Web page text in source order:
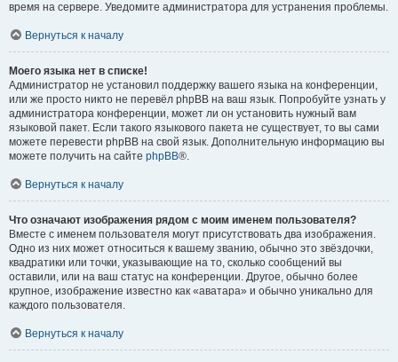
время на сервере. Уведомите администратора для устранения проблемы.
Вернуться к началу
Моего языка нет в списке!
Администратор не установил поддержку вашего языка на конференции,
или же просто никто не перевёл phpBB на ваш язык. Попробуйте узнать у
администратора конференции, может ли он установить нужный вам
языковой пакет. Если такого языкового пакета не существует, то вы сами
можете перевести phpBB на свой язык. Дополнительную информацию вы
можете получить на сайте phpBB®.
Вернуться к началу
Что означают изображения рядом с моим именем пользователя?
Вместе с именем пользователя могут присутствовать два изображения.
Одно из них может относиться к вашему званию, обычно это звёздочки,
квадратики или точки, указывающие на то, сколько сообщений вы
оставили, или на ваш статус на конференции. Другое, обычно более
крупное, изображение известно как «аватара» и обычно уникально для
каждого пользователя.
Вернуться к началу